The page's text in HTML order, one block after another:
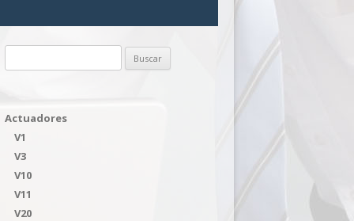
Actuadores
V1
V3
V10
V11
V20